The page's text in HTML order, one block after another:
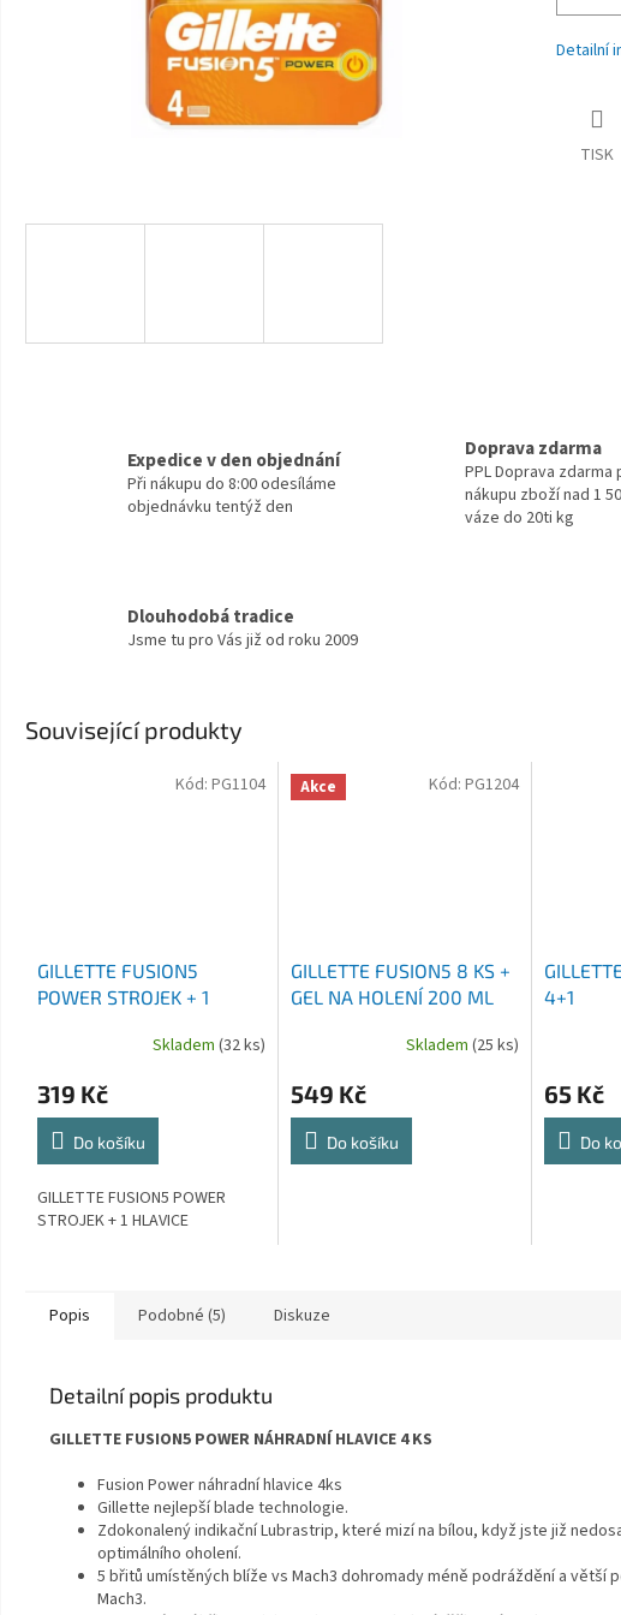
Detailní
TISK
Expedice v den objednání
Při nákupu do 8:00 odesíláme
objednávku tentýž den
Doprava zdarma
PPL Doprava zdarma
nákupu zboží nad 1
váze do 20ti kg
Dlouhodobá tradice
Jsme tu pro Vás již od roku 2009
Související produkty
GILLETTE FUSION5
POWER STROJEK + 1
Skladem (32 ks)
319 Kč
Do košíku
GILLETTE FUSION5 POWER
STROJEK + 1 HLAVICE
Kód: PG1104 Akce
GILLETTE FUSION5 8 KS +
GEL NA HOLENÍ 200 ML
Skladem (25 ks)
549 Kč
Do košíku
Kód: PG1204
4+1
65 Kč
Do
Popis Podobné (5) Diskuze
Detailní popis produktu
GILLETTE FUSION5 POWER NÁHRADNÍ HLAVICE 4 KS
Fusion Power náhradní hlavice 4ks
Gillette nejlepší blade technologie.
Zdokonalený indikační Lubrastrip, které mizí na bílou, když jste již
optimálního oholení.
5 břitů umístěných blíže vs Mach3 dohromady méně podráždění a větší
Mach3.